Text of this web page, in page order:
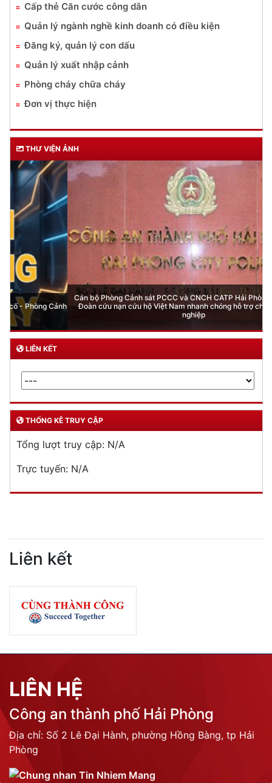
Cấp thẻ Căn cước công dân
Quản lý ngành nghề kinh doanh có điều kiện
Đăng ký, quản lý con dấu
Quản lý xuất nhập cảnh
Phòng cháy chữa cháy
Đơn vị thực hiện
THƯ VIỆN ẢNH
Cán bộ Phòng Cảnh sát PCCC và CNCH CATP Hải Phòng - thành viên
Đoàn cứu nạn cứu hộ Việt Nam nhanh chóng hỗ trợ cho người đồng
LIÊN KẾT
THỐNG KÊ TRUY CẬP
Tổng lượt truy cập: N/A
Trực tuyến: N/A
Liên kết
LIÊN HỆ
Công an thành phố Hải Phòng
Địa chỉ: Số 2 Lê Đại Hành, phường Hồng Bàng, tp Hải
Phòng